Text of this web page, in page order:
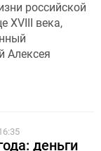
российской
XVIII века,
Алексея
деньги